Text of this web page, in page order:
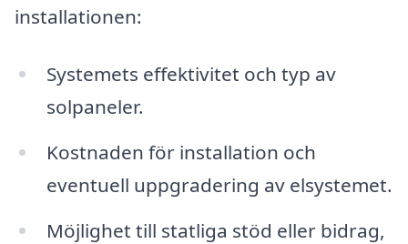
installationen:
Systemets effektivitet och typ av
solpaneler.
Kostnaden för installation och
eventuell uppgradering av elsystemet.
Möjlighet till statliga stöd eller bidrag,